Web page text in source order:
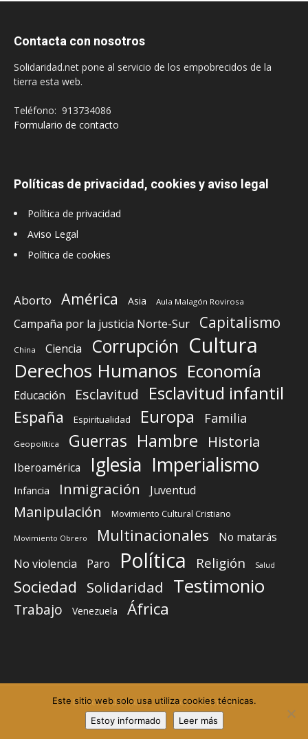
Contacta con nosotros
Solidaridad.net pone al servicio de los empobrecidos de la
tierra esta web.
Teléfono: 913734086
Formulario de contacto
Políticas de privacidad, cookies y aviso legal
Política de privacidad
Aviso Legal
Política de cookies
Aborto América Asia Aula Malagón Rovirosa
Campaña por la justicia Norte-Sur Capitalismo
China Ciencia Corrupción Cultura
Derechos Humanos Economía
Educación Esclavitud Esclavitud infantil
España Espiritualidad Europa Familia
Geopolítica Guerras Hambre Historia
Iberoamérica Iglesia Imperialismo
Infancia Inmigración Juventud
Manipulación Movimiento Cultural Cristiano
Movimiento Obrero Multinacionales
No matarás
No violencia
Paro Política Religión Salud
Sociedad Solidaridad Testimonio
Trabajo Venezuela África
Elemento del menú Elemento del menú
©
Este sitio web solo usa utiliza cookies técnicas.
Estoy informado
Leer más